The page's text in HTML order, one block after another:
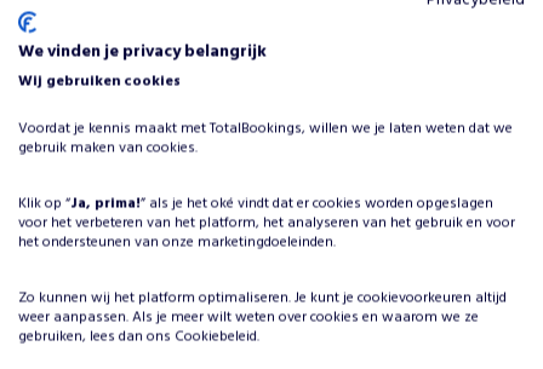
boeken voor jouw evenement?
Het plannen van een evenement brengt veel keuzes met
entertainment onvergetelijk is. Door De Kinder
Cocktailbar te boeken, kies je voor een professionele
We vinden je privacy belangrijk
Wij gebruiken cookies
Voordat je kennis maakt met TotalBookings, willen we je laten weten dat we
gebruik maken van cookies.
Klik op “Ja, prima!” als je het oké vindt dat er cookies worden opgeslagen
voor het verbeteren van het platform, het analyseren van het gebruik en voor
het ondersteunen van onze marketingdoeleinden.
Zo kunnen wij het platform optimaliseren. Je kunt je cookievoorkeuren altijd
weer aanpassen. Als je meer wilt weten over cookies en waarom we ze
gebruiken, lees dan ons Cookiebeleid.